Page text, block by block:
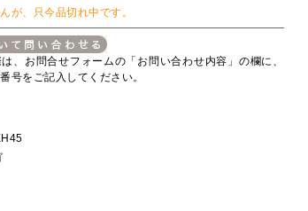
が、只今品切れ中です。
、お問合せフォームの「お問い合わせ内容」の欄に、
号をご記入してください。